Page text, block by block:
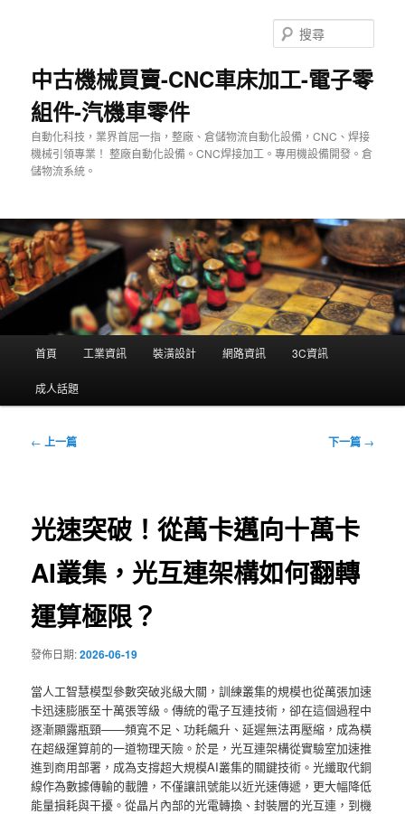
中古機械買賣-CNC車床加工-電子零
組件-汽機車零件
自動化科技，業界首屈一指，整廠、倉儲物流自動化設備，CNC、焊接
機械引領專業！ 整廠自動化設備。CNC焊接加工。專用機設備開發。倉
儲物流系統。
尋
單
首頁 工業資訊 裝潢設計 網路資訊 3C資訊
成人話題
文
← 上一篇 下一篇 →
光速突破！從萬卡邁向十萬卡
AI叢集，光互連架構如何翻轉
運算極限？
發佈日期:2026-06-19
當人工智慧模型參數突破兆級大關，訓練叢集的規模也從萬張加速
卡迅速膨脹至十萬張等級。傳統的電子互連技術，卻在這個過程中
逐漸顯露瓶頸——頻寬不足、功耗飆升、延遲無法再壓縮，成為橫
在超級運算前的一道物理天險。於是，光互連架構從實驗室加速推
進到商用部署，成為支撐超大規模AI叢集的關鍵技術。光纖取代銅
線作為數據傳輸的載體，不僅讓訊號能以近光速傳遞，更大幅降低
能量損耗與干擾。從晶片內部的光電轉換、封裝層的光互連，到機